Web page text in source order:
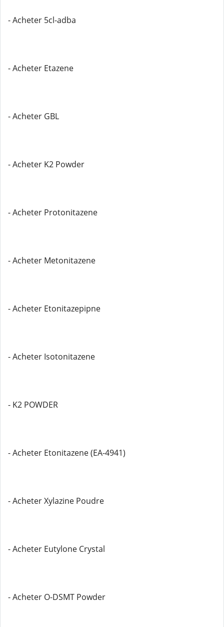
- Acheter 5cl-adba
- Acheter Etazene
- Acheter GBL
- Acheter K2 Powder
- Acheter Protonitazene
- Acheter Metonitazene
- Acheter Etonitazepipne
- Acheter Isotonitazene
- K2 POWDER
- Acheter Etonitazene (EA-4941)
- Acheter Xylazine Poudre
- Acheter Eutylone Crystal
- Acheter O-DSMT Powder